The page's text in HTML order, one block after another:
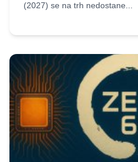
(2027) se na trh nedostane...